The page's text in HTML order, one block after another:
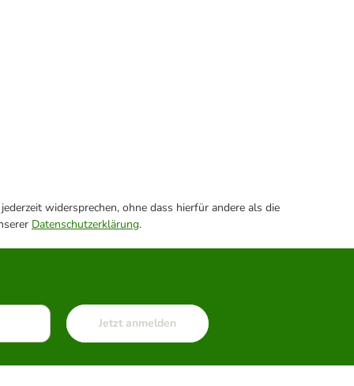
widersprechen, ohne dass hierfür andere als die
Datenschutzerklärung.
Jetzt anmelden